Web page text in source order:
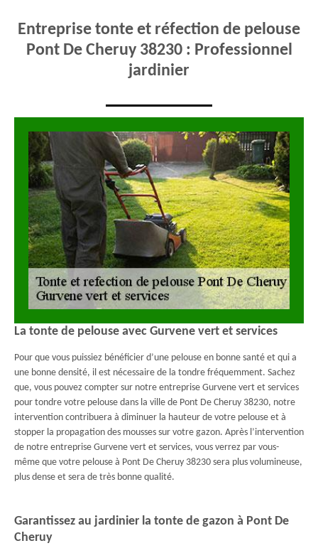
Entreprise tonte et réfection de pelouse
Pont De Cheruy 38230 : Professionnel
jardinier
La tonte de pelouse avec Gurvene vert et services
Pour que vous puissiez bénéficier d’une pelouse en bonne santé et qui a
une bonne densité, il est nécessaire de la tondre fréquemment. Sachez
que, vous pouvez compter sur notre entreprise Gurvene vert et services
pour tondre votre pelouse dans la ville de Pont De Cheruy 38230, notre
intervention contribuera à diminuer la hauteur de votre pelouse et à
stopper la propagation des mousses sur votre gazon. Après l’intervention
de notre entreprise Gurvene vert et services, vous verrez par vous-
même que votre pelouse à Pont De Cheruy 38230 sera plus volumineuse,
plus dense et sera de très bonne qualité.
Garantissez au jardinier la tonte de gazon à Pont De
Cheruy